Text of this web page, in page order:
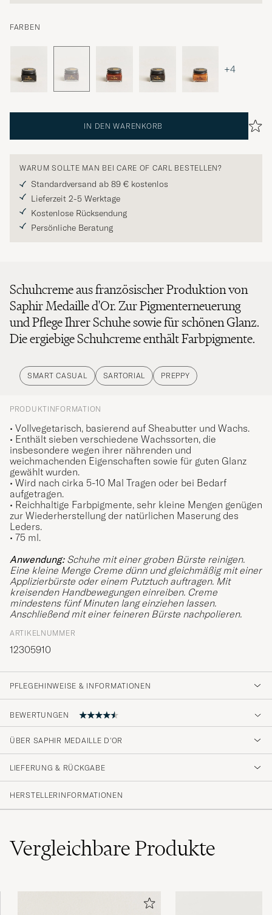
FARBEN
+4
IN DEN WARENKORB
WARUM SOLLTE MAN BEI CARE OF CARL BESTELLEN?
Standardversand ab 89 € kostenlos
Lieferzeit 2-5 Werktage
Kostenlose Rücksendung
Persönliche Beratung
Schuhcreme aus französischer Produktion von
Saphir Medaille d'Or. Zur Pigmenterneuerung
und Pflege Ihrer Schuhe sowie für schönen Glanz.
Die ergiebige Schuhcreme enthält Farbpigmente.
SMART CASUAL SARTORIAL PREPPY
PRODUKTINFORMATION
• Vollvegetarisch, basierend auf Sheabutter und Wachs.
• Enthält sieben verschiedene Wachssorten, die
insbesondere wegen ihrer nährenden und
weichmachenden Eigenschaften sowie für guten Glanz
gewählt wurden.
• Wird nach cirka 5-10 Mal Tragen oder bei Bedarf
aufgetragen.
• Reichhaltige Farbpigmente, sehr kleine Mengen genügen
zur Wiederherstellung der natürlichen Maserung des
Leders.
• 75 ml.
Anwendung:Schuhe mit einer groben Bürste reinigen.
Eine kleine Menge Creme dünn und gleichmäßig mit einer
Applizierbürste oder einem Putztuch auftragen. Mit
kreisenden Handbewegungen einreiben. Creme
mindestens fünf Minuten lang einziehen lassen.
Anschließend mit einer feineren Bürste nachpolieren.
ARTIKELNUMMER
12305910
PFLEGEHINWEISE & INFORMATIONEN
BEWERTUNGEN
4.6
(33)
(1)
Kjempegode produkter levert av en usevanlig
profesjonell butikk. Kjekt å handle i.
ÜBER SAPHIR MEDAILLE D'OR
LIEFERUNG & RÜCKGABE
HERSTELLERINFORMATIONEN
VergleichbareProdukte